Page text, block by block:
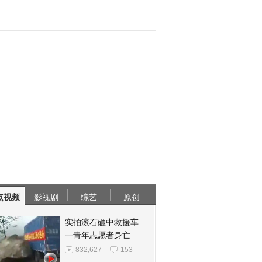
视频 影视剧 综艺 原创
实拍滚石砸中救援车
一青年志愿者身亡
832,627 153